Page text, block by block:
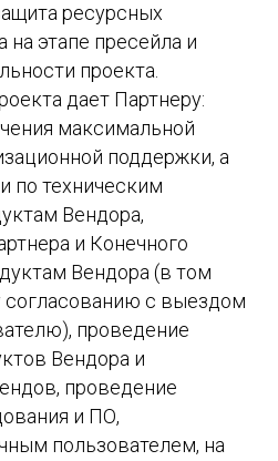
ресурсных
на этапе пресейла и
проекта.
дает Партнеру:
максимальной
поддержки, а
по техническим
Вендора,
и Конечного
Вендора (в том
согласованию с выездом
проведение
Вендора и
проведение
и ПО,
пользователем, на